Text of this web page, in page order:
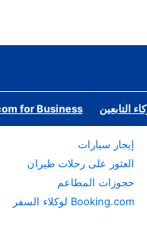
التابعين for Business
إيجار سيارات
العثور على رحلات طيران
حجوزات المطاعم
Booking.com لوكلاء السفر